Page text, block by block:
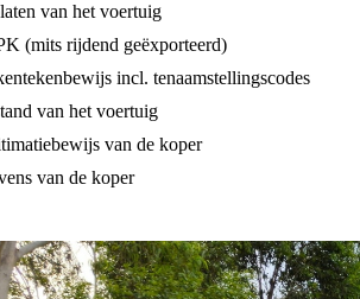
van het voertuig
(mits rijdend geëxporteerd)
incl. tenaamstellingscodes
van het voertuig
van de koper
van de koper